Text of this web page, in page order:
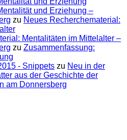
und Erziehung –
zu Neues Recherchematerial:
Mentalitäten im Mittelalter –
zu Zusammenfassung:
- Snippets zu Neu in der
aus der Geschichte der
am Donnersberg